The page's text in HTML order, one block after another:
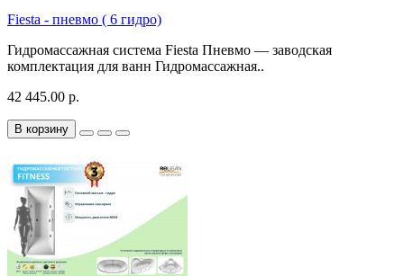
Fiesta - пневмо ( 6 гидро)
Гидромассажная система Fiesta Пневмо — заводская
комплектация для ванн Гидромассажная..
42 445.00 р.
В корзину